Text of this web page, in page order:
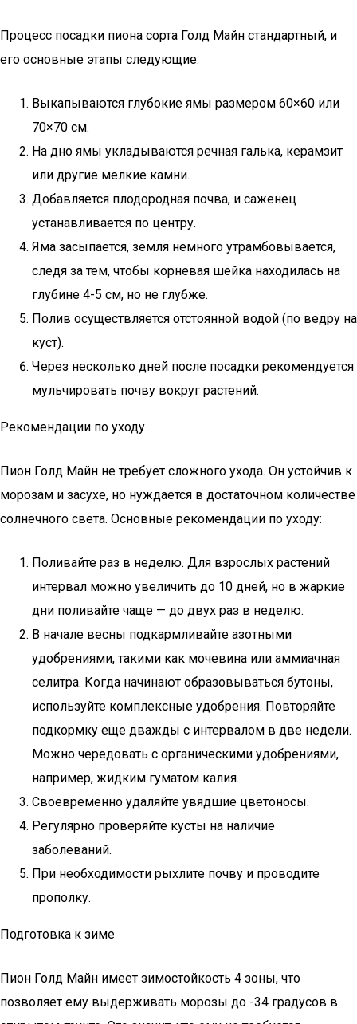
Процесс посадки пиона сорта Голд Майн стандартный, и
его основные этапы следующие:
Выкапываются глубокие ямы размером 60×60 или
70×70 см.
На дно ямы укладываются речная галька, керамзит
или другие мелкие камни.
Добавляется плодородная почва, и саженец
устанавливается по центру.
Яма засыпается, земля немного утрамбовывается,
следя за тем, чтобы корневая шейка находилась на
глубине 4-5 см, но не глубже.
Полив осуществляется отстоянной водой (по ведру на
куст).
Через несколько дней после посадки рекомендуется
мульчировать почву вокруг растений.
Рекомендации по уходу
Пион Голд Майн не требует сложного ухода. Он устойчив к
морозам и засухе, но нуждается в достаточном количестве
солнечного света. Основные рекомендации по уходу:
Поливайте раз в неделю. Для взрослых растений
интервал можно увеличить до 10 дней, но в жаркие
дни поливайте чаще — до двух раз в неделю.
В начале весны подкармливайте азотными
удобрениями, такими как мочевина или аммиачная
селитра. Когда начинают образовываться бутоны,
используйте комплексные удобрения. Повторяйте
подкормку еще дважды с интервалом в две недели.
Можно чередовать с органическими удобрениями,
например, жидким гуматом калия.
Своевременно удаляйте увядшие цветоносы.
Регулярно проверяйте кусты на наличие
заболеваний.
При необходимости рыхлите почву и проводите
прополку.
Подготовка к зиме
Пион Голд Майн имеет зимостойкость 4 зоны, что
позволяет ему выдерживать морозы до -34 градусов в